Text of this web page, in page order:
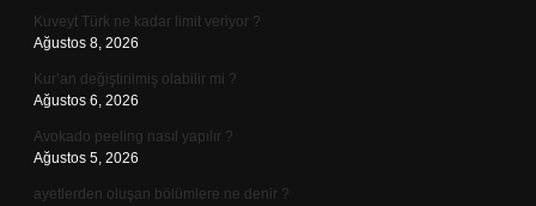
Kuveyt Türk ne kadar limit veriyor ?
Ağustos 8, 2026
Kur’an değiştirilmiş olabilir mi ?
Ağustos 6, 2026
Avokado peeling nasıl yapılır ?
Ağustos 5, 2026
ayetlerden oluşan bölümlere ne denir ?